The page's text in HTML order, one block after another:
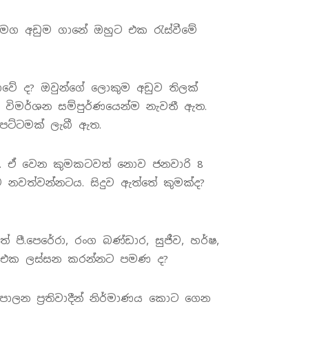
අඩුම ගානේ ඔහුට එක රැස්වීමේ
ද? ඔවුන්ගේ ලොකුම අඩුව තිලක්
විමර්ශන සම්පුර්ණයෙන්ම නැවතී ඇත.
ලැබී ඇත.
ඒ වෙන කුමකටවත් නොව ජනවාරි 8
නවත්වන්නටය. සිදුව ඇත්තේ කුමක්ද?
රංග බණ්ඩාර, සුජීව, හර්ෂ,
එක ලස්සන කරන්නට පමණ ද?
ප්‍රතිවාදීන් නිර්මාණය කොට ගෙන